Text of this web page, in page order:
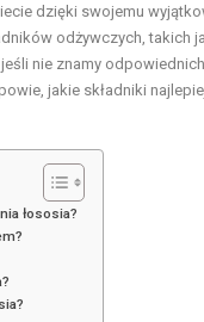
dzięki swojemu
odżywczych,
nie znamy
jakie składniki
łososia?